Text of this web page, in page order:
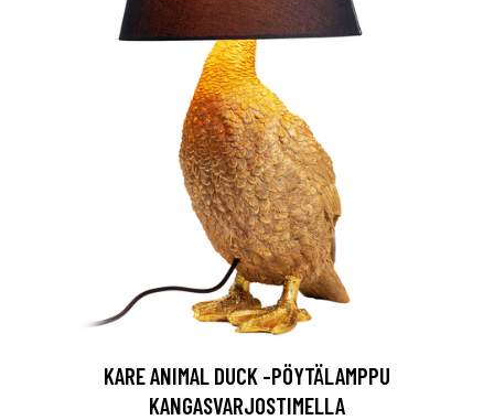
KARE ANIMAL DUCK -PÖYTÄLAMPPU
KANGASVARJOSTIMELLA